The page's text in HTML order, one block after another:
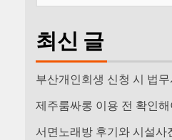
최신 글
부산개인회생 신청 시 법
제주룸싸롱 이용 전 확인
서면노래방 후기와 시설사